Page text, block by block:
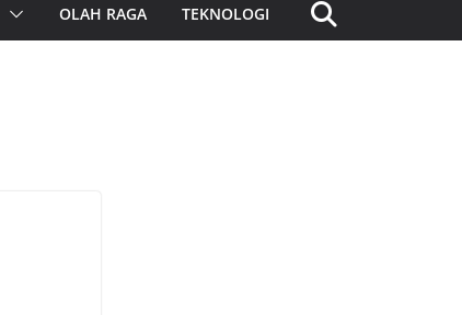
OLAH RAGA TEKNOLOGI